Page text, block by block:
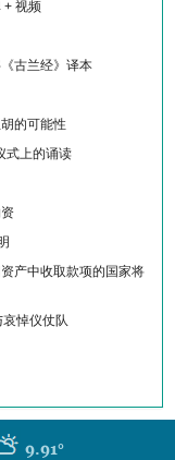
+ 视频
古兰经》译本
的可能性
式上的诵读
产中收取款项的国家将
悼仪仗队
9.91°